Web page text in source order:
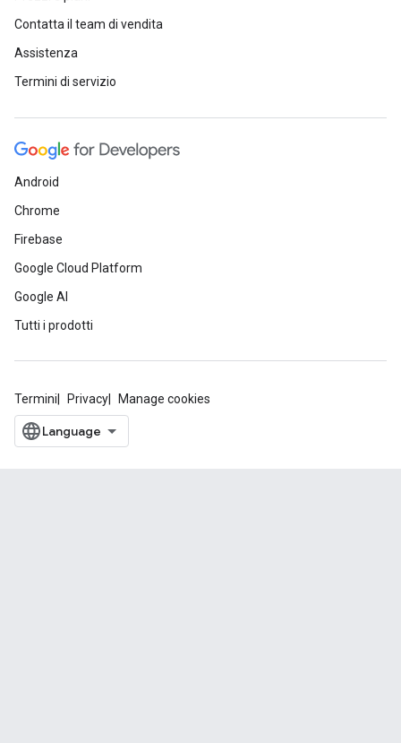
Contatta il team di vendita
Assistenza
Termini di servizio
Android
Chrome
Firebase
Google Cloud Platform
Google AI
Tutti i prodotti
Termini Privacy Manage cookies